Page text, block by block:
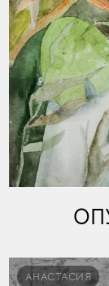
АНАСТАСИЯ